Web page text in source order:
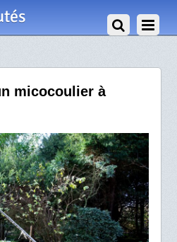
micocoulier à